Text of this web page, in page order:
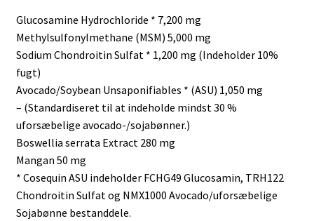
Glucosamine Hydrochloride * 7,200 mg
Methylsulfonylmethane (MSM) 5,000 mg
Sodium Chondroitin Sulfat * 1,200 mg (Indeholder 10%
fugt)
Avocado/Soybean Unsaponifiables * (ASU) 1,050 mg
– (Standardiseret til at indeholde mindst 30 %
uforsæbelige avocado-/sojabønner.)
Boswellia serrata Extract 280 mg
Mangan 50 mg
* Cosequin ASU indeholder FCHG49 Glucosamin, TRH122
Chondroitin Sulfat og NMX1000 Avocado/uforsæbelige
Sojabønne bestanddele.